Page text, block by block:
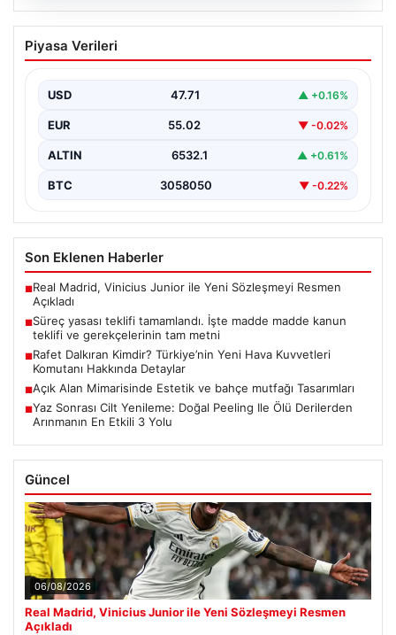
05.08.2026
Süreç yasası teklifi tamamlandı. İşte
madde madde kanun teklifi ve
Piyasa Verileri
USD 47.71 ▲ +0.16%
EUR 55.02 ▼ -0.02%
ALTIN 6532.1 ▲ +0.61%
BTC 3058050 ▼ -0.22%
Son Eklenen Haberler
■Real Madrid, Vinicius Junior ile Yeni Sözleşmeyi Resmen
Açıkladı
■Süreç yasası teklifi tamamlandı. İşte madde madde kanun
teklifi ve gerekçelerinin tam metni
■Rafet Dalkıran Kimdir? Türkiye’nin Yeni Hava Kuvvetleri
Komutanı Hakkında Detaylar
■Açık Alan Mimarisinde Estetik ve bahçe mutfağı Tasarımları
■Yaz Sonrası Cilt Yenileme: Doğal Peeling Ile Ölü Derilerden
Arınmanın En Etkili 3 Yolu
Güncel
06/08/2026
Real Madrid, Vinicius Junior ile Yeni Sözleşmeyi Resmen
Açıkladı